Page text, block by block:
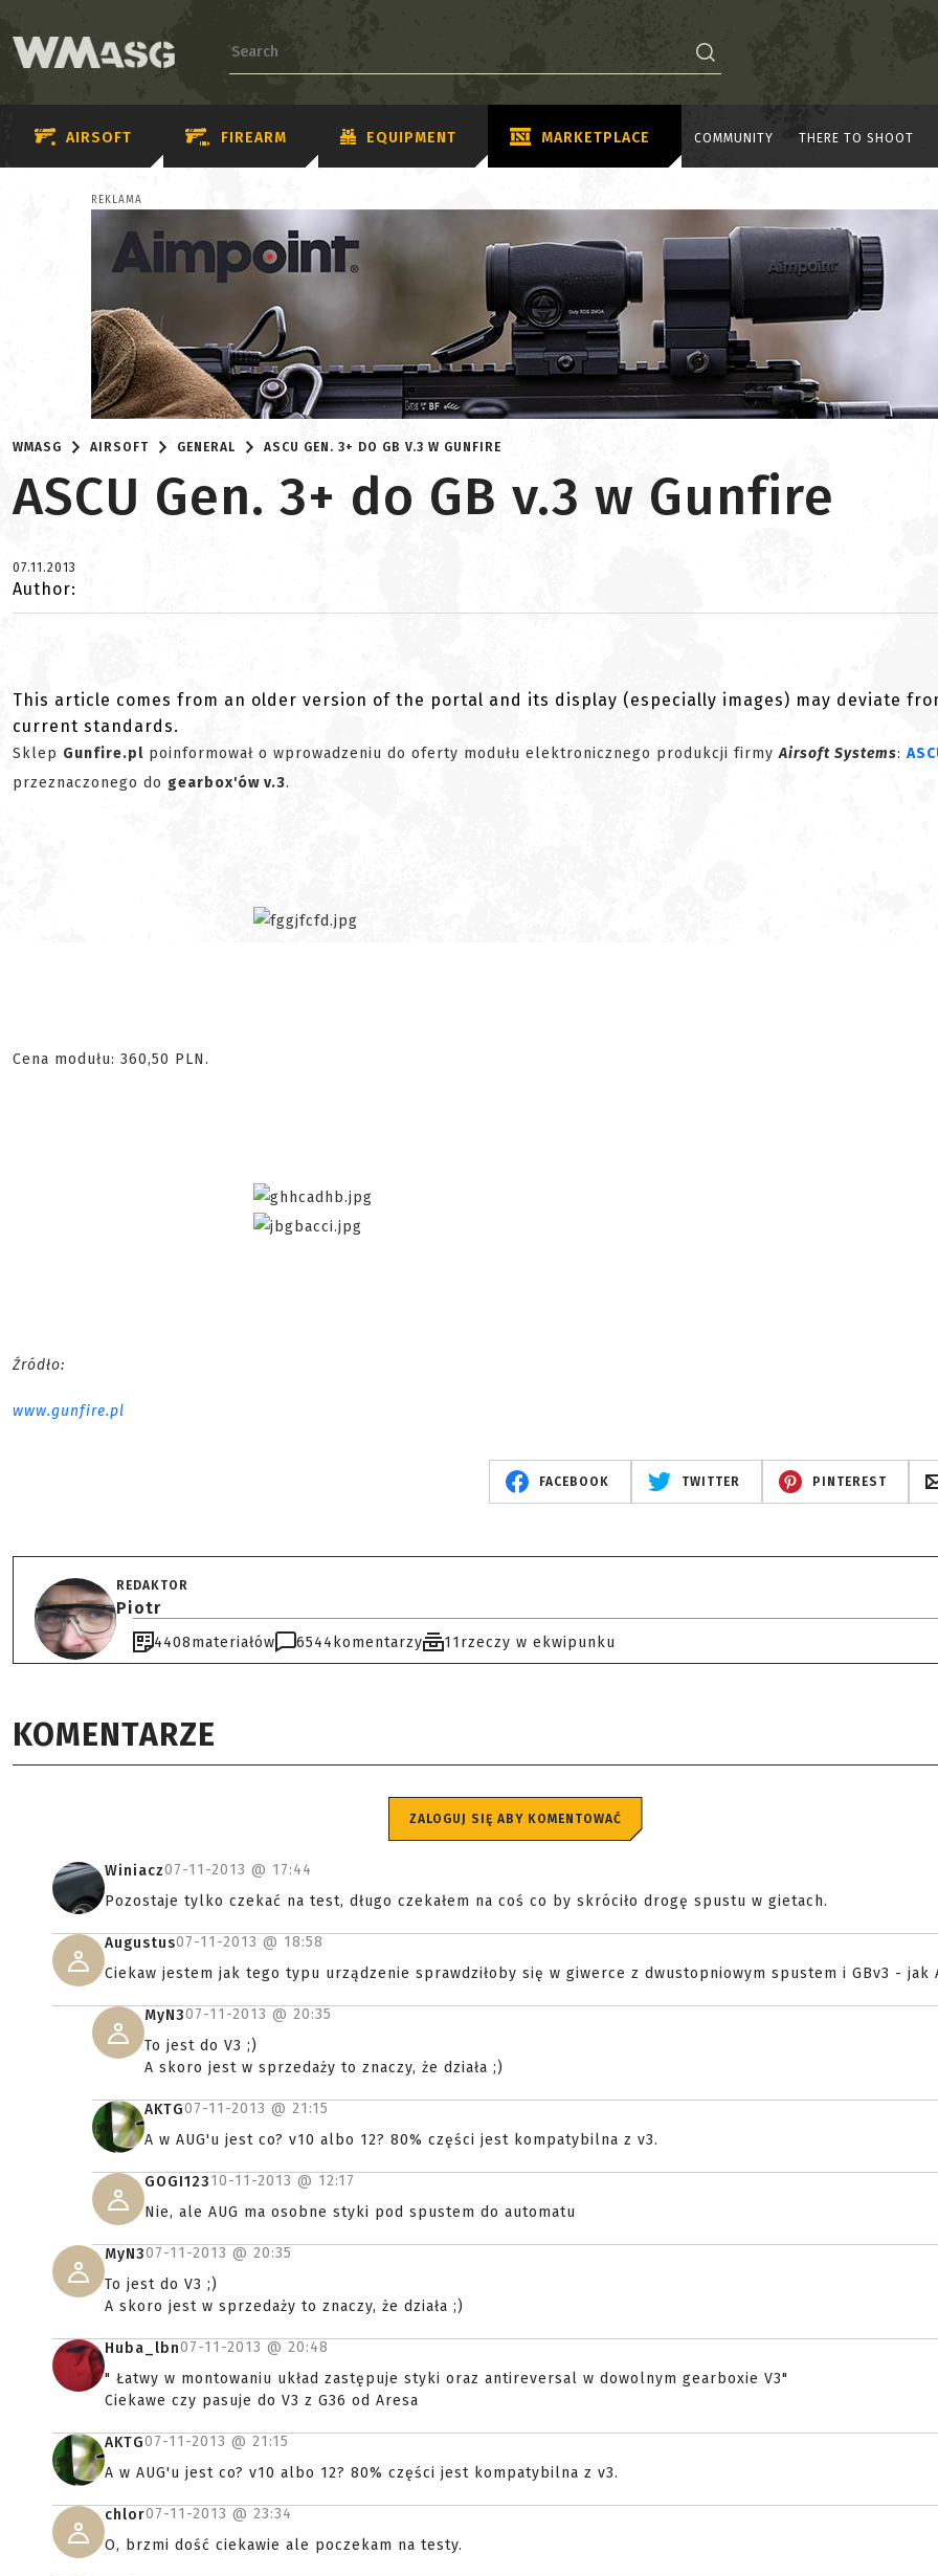
AIRSOFT FIREARM EQUIPMENT MARKETPLACE COMMUNITY THERE TO SHOOT
REKLAMA
WMASG AIRSOFT GENERAL ASCU GEN. 3+ DO GB V.3 W GUNFIRE
ASCU Gen. 3+ do GB v.3 w Gunfire
07.11.2013
Author:
This article comes from an older version of the portal and its display (especially images) may deviate
current standards.
Sklep Gunfire.pl poinformował o wprowadzeniu do oferty modułu elektronicznego produkcji firmyAirsoft Systems:
przeznaczonego do gearbox'ów v.3.
Cena modułu: 360,50 PLN.
Źródło:
www.gunfire.pl
FACEBOOK TWITTER PINTEREST
REDAKTOR
Piotr
4408materiałów 6544 komentarzy 11rzeczy w ekwipunku
KOMENTARZE
ZALOGUJ SIĘ ABY KOMENTOWAĆ
Winiacz07-11-2013 @ 17:44
Pozostaje tylko czekać na test, długo czekałem na coś co by skróciło drogę spustu w gietach.
Augustus07-11-2013 @ 18:58
Ciekaw jestem jak tego typu urządzenie sprawdziłoby się w giwerce z dwustopniowym spustem i GBv3 - jak
MyN307-11-2013 @ 20:35
To jest do V3 ;)
A skoro jest w sprzedaży to znaczy, że działa ;)
AKTG07-11-2013 @ 21:15
A w AUG'u jest co? v10 albo 12? 80% części jest kompatybilna z v3.
GOGI12310-11-2013 @ 12:17
Nie, ale AUG ma osobne styki pod spustem do automatu
MyN307-11-2013 @ 20:35
To jest do V3 ;)
A skoro jest w sprzedaży to znaczy, że działa ;)
Huba_lbn07-11-2013 @ 20:48
" Łatwy w montowaniu układ zastępuje styki oraz antireversal w dowolnym gearboxie V3"
Ciekawe czy pasuje do V3 z G36 od Aresa
AKTG07-11-2013 @ 21:15
A w AUG'u jest co? v10 albo 12? 80% części jest kompatybilna z v3.
chlor07-11-2013 @ 23:34
O, brzmi dość ciekawie ale poczekam na testy.